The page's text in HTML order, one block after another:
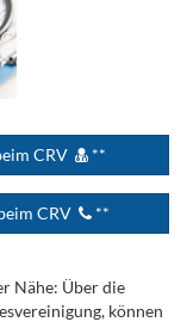
CRV **
CRV **
Nähe: Über die
können